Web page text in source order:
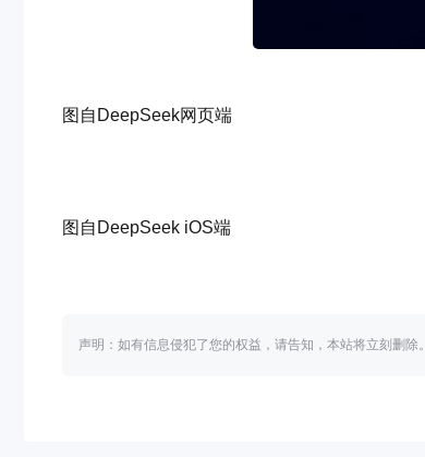
图自DeepSeek网页端
图自DeepSeek iOS端
声明：如有信息侵犯了您的权益，请告知，本站将立刻删除。